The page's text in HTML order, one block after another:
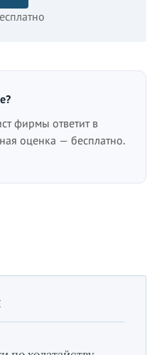
фирмы ответит в
оценка — бесплатно.